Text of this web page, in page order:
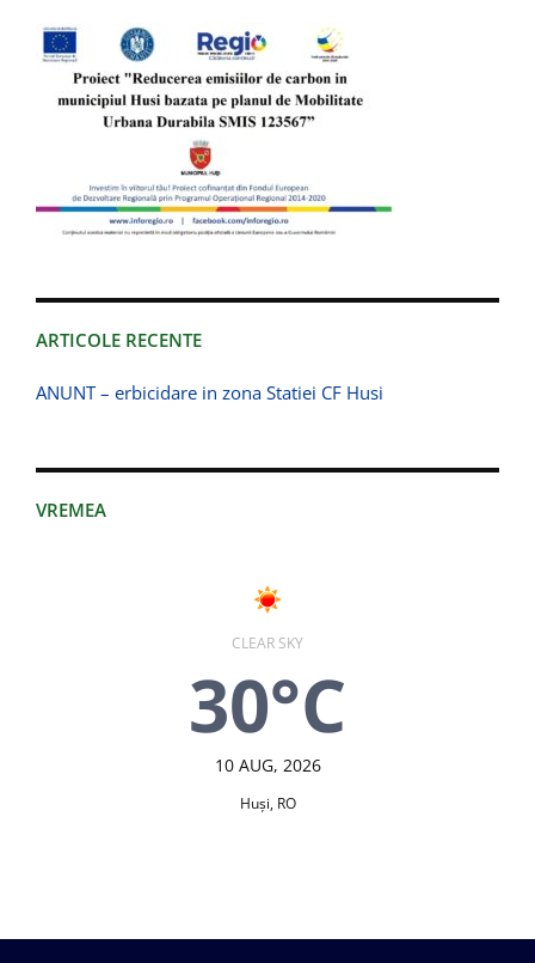
ARTICOLE RECENTE
ANUNT – erbicidare in zona Statiei CF Husi
VREMEA
CLEAR SKY
30°C
10 AUG, 2026
Huşi, RO